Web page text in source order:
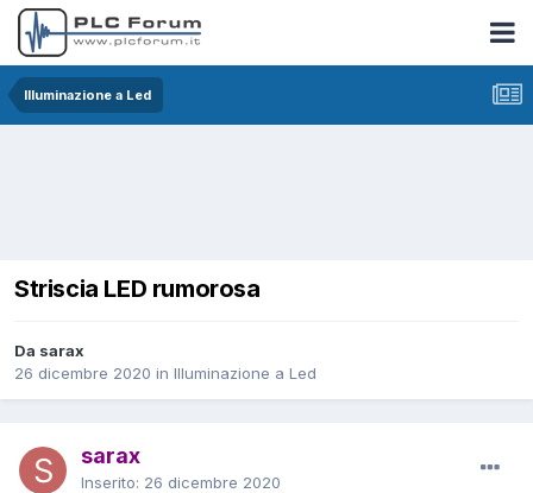
Illuminazione a Led
Striscia LED rumorosa
Da sarax
26 dicembre 2020 in Illuminazione a Led
sarax
Inserito: 26 dicembre 2020